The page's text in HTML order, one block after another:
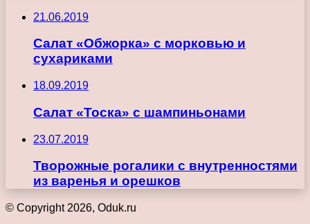
21.06.2019
Салат «Обжорка» с морковью и
сухариками
18.09.2019
Салат «Тоска» с шампиньонами
23.07.2019
Творожные рогалики с внутренностями
из варенья и орешков
© Copyright 2026, Oduk.ru